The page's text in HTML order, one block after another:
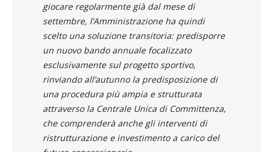
giocare regolarmente già dal mese di
settembre, l’Amministrazione ha quindi
scelto una soluzione transitoria: predisporre
un nuovo bando annuale focalizzato
esclusivamente sul progetto sportivo,
rinviando all’autunno la predisposizione di
una procedura più ampia e strutturata
attraverso la Centrale Unica di Committenza,
che comprenderà anche gli interventi di
ristrutturazione e investimento a carico del